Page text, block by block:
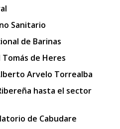
Sanitario
de Barinas
de Heres
Arvelo Torrealba
hasta el sector
de Cabudare